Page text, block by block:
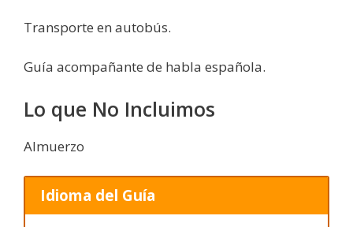
Transporte en autobús.
Guía acompañante de habla española.
Lo que No Incluimos
Almuerzo
Idioma del Guía